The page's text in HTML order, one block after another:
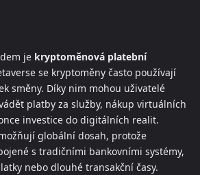
je kryptoměnová platební
se kryptoměny často používají
směny. Díky nim mohou uživatelé
platby za služby, nákup virtuálních
investice do digitálních realit.
globální dosah, protože
s tradičními bankovními systémy,
nebo dlouhé transakční časy.